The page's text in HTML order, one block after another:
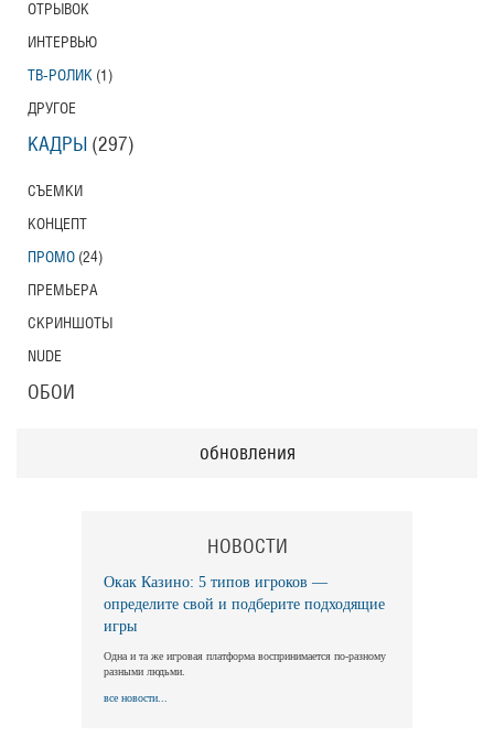
ОТРЫВОК
ИНТЕРВЬЮ
ТВ-РОЛИК (1)
ДРУГОЕ
КАДРЫ (297)
СЪЕМКИ
КОНЦЕПТ
ПРОМО (24)
ПРЕМЬЕРА
СКРИНШОТЫ
NUDE
ОБОИ
обновления
НОВОСТИ
Окак Казино: 5 типов игроков —
определите свой и подберите подходящие
игры
Одна и та же игровая платформа воспринимается по-разному
разными людьми.
все новости...